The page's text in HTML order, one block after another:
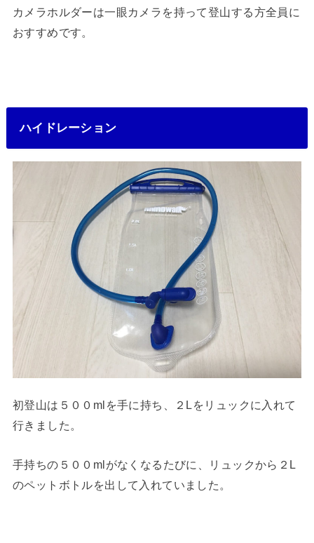
カメラホルダーは一眼カメラを持って登山する方全員に
おすすめです。
ハイドレーション
初登山は５００mlを手に持ち、２Lをリュックに入れて
行きました。
手持ちの５００mlがなくなるたびに、リュックから２L
のペットボトルを出して入れていました。